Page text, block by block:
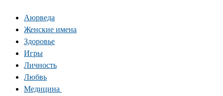
Аюрведа
Женские имена
Здоровье
Игры
Личность
Любвь
Медицина